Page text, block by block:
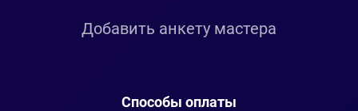
Добавить анкету мастера
Способы оплаты